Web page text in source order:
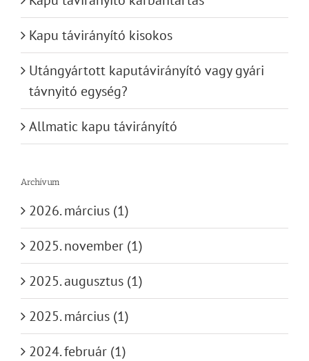
Kapu távirányító kisokos
Utángyártott kaputávirányító vagy gyári
távnyitó egység?
Allmatic kapu távirányító
Archívum
2026. március (1)
2025. november (1)
2025. augusztus (1)
2025. március (1)
2024. február (1)